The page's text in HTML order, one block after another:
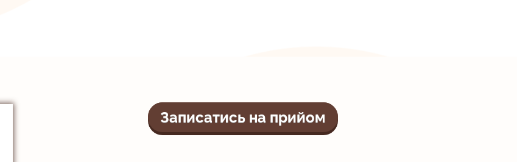
Записатись на прийом